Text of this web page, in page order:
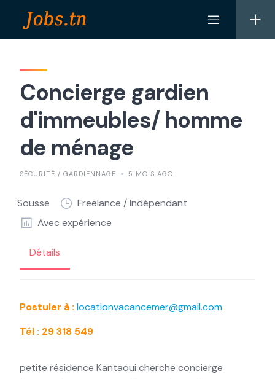
Concierge gardien
d'immeubles/ homme
de ménage
SÉCURITÉ / GARDIENNAGE 5 MOIS AGO
Sousse
Freelance / Indépendant
Avec expérience
Détails
Postuler à : locationvacancemer@gmail.com
Tél : 29 318 549
petite résidence Kantaoui cherche concierge